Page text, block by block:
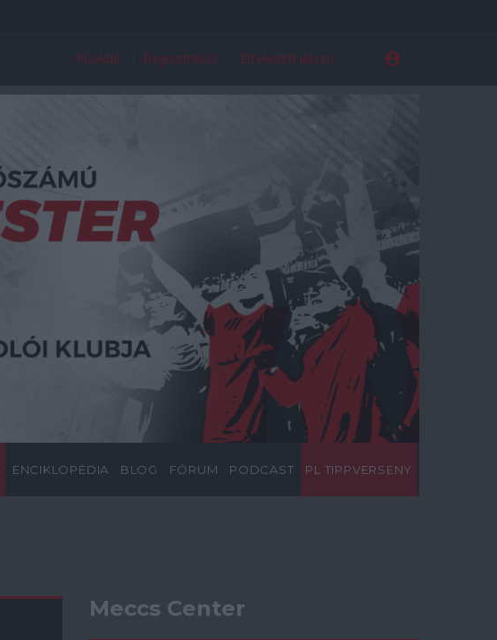
Főoldal Regisztráció Elfelejtett jelszó
ENCIKLOPÉDIA BLOG FÓRUM PODCAST PL TIPPVERSENY
Meccs Center